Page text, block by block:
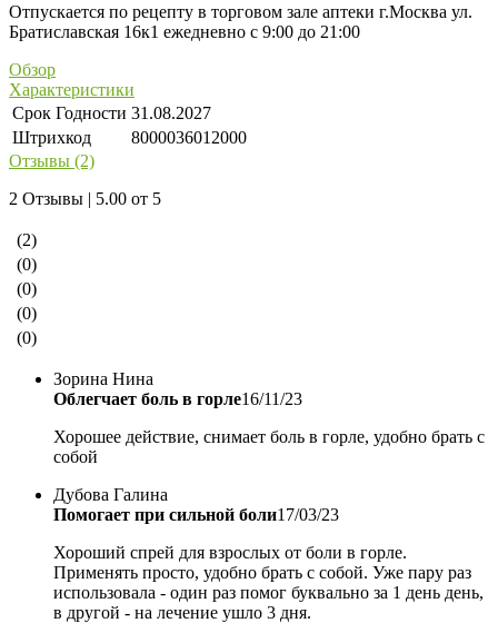
Отпускается по рецепту в торговом зале аптеки г.Москва ул.
Братиславская 16к1 ежедневно с 9:00 до 21:00
Обзор
Характеристики
Срок Годности 31.08.2027
Штрихкод
8000036012000
Отзывы (2)
2 Отзывы | 5.00 от 5
(2)
(0)
(0)
(0)
(0)
Зорина Нина
Облегчает боль в горле16/11/23
Хорошее действие, снимает боль в горле, удобно брать с
собой
Дубова Галина
Помогает при сильной боли17/03/23
Хороший спрей для взрослых от боли в горле.
Применять просто, удобно брать с собой. Уже пару раз
использовала - один раз помог буквально за 1 день день,
в другой - на лечение ушло 3 дня.